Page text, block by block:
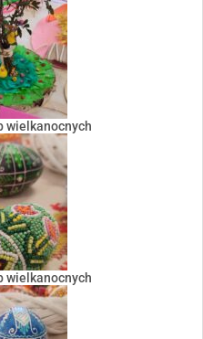
wielkanocnych
wielkanocnych